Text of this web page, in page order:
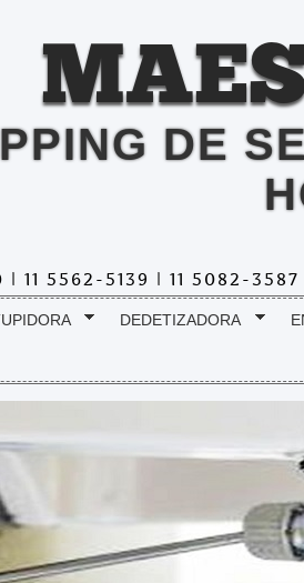
DE
| 11 5562-5139 | 11 5082-
DEDETIZADORA